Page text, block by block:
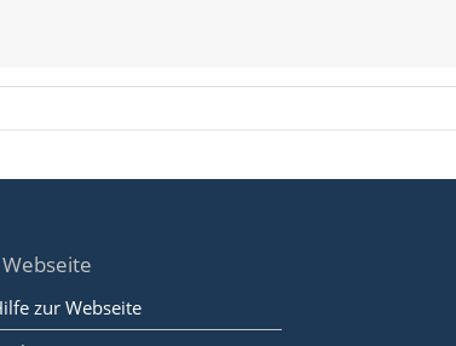
zur Webseite